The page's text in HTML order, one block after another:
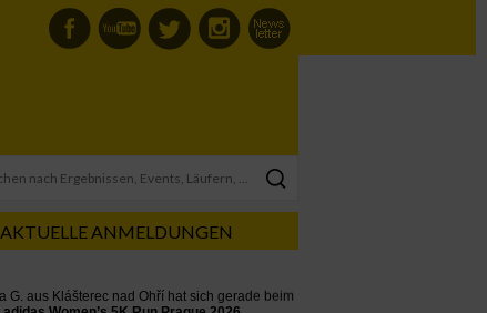
AKTUELLE ANMELDUNGEN